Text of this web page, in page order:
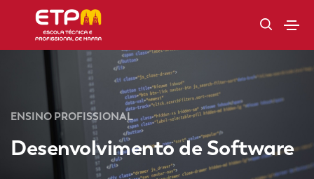
ENSINO PROFISSIONAL
Desenvolvimento de Software